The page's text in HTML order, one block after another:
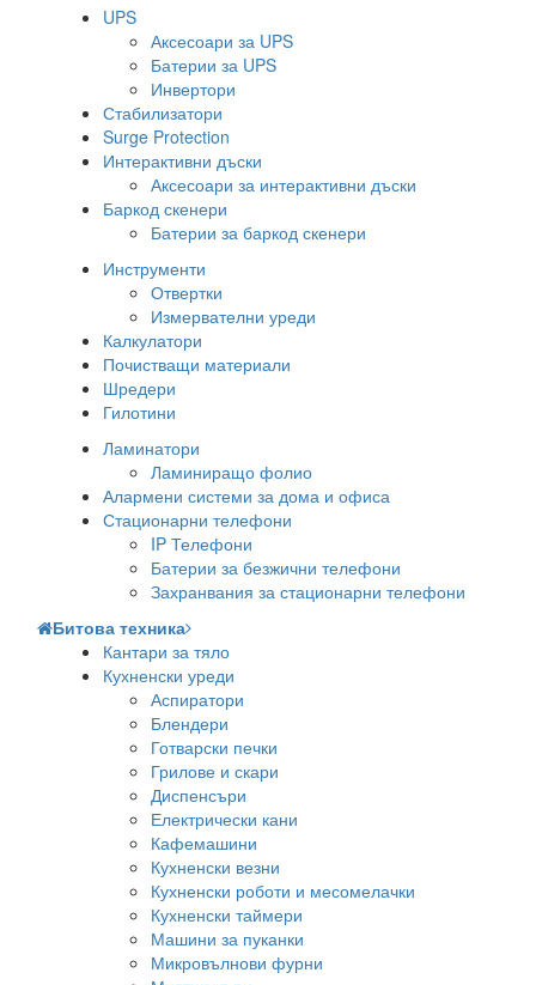
UPS
Аксесоари за UPS
Батерии за UPS
Инвертори
Стабилизатори
Surge Protection
Интерактивни дъски
Аксесоари за интерактивни дъски
Баркод скенери
Батерии за баркод скенери
Инструменти
Отвертки
Измервателни уреди
Калкулатори
Почистващи материали
Шредери
Гилотини
Ламинатори
Ламиниращо фолио
Алармени системи за дома и офиса
Стационарни телефони
IP Телефони
Батерии за безжични телефони
Захранвания за стационарни телефони
Битова техника
Кантари за тяло
Кухненски уреди
Аспиратори
Блендери
Готварски печки
Грилове и скари
Диспенсъри
Електрически кани
Кафемашини
Кухненски везни
Кухненски роботи и месомелачки
Кухненски таймери
Машини за пуканки
Микровълнови фурни